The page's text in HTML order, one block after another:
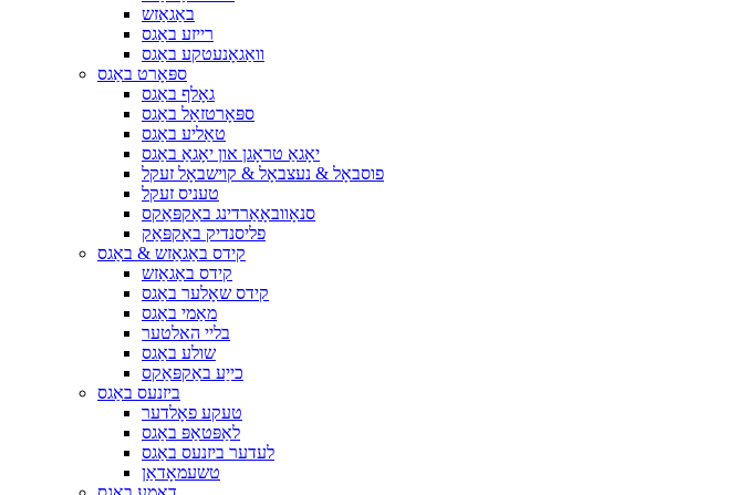
באַגאַזש
רייזע באַגס
וואַגאָנעטקע באַגס
ספּאָרט באַגס
גאָלף באַגס
ספּאָרטזאַל באַגס
טאַליע באַגס
יאָגאַ טראָגן און יאָגאַ באַגס
פוסבאָל & נעצבאָל & קוישבאָל זעקל
טעניס זעקל
סנאָוובאָאַרדינג באַקפּאַקס
פליסנדיק באַקפּאַק
קידס באַגאַזש & באַגס
קידס באַגאַזש
קידס שאָלער באַגס
מאַמי באַגס
בליי האלטער
שולע באַגס
כייַע באַקפּאַקס
ביזנעס באַגס
טעקע פאָלדער
לאַפּטאַפּ באַגס
לעדער ביזנעס באַגס
טשעמאָדאַן